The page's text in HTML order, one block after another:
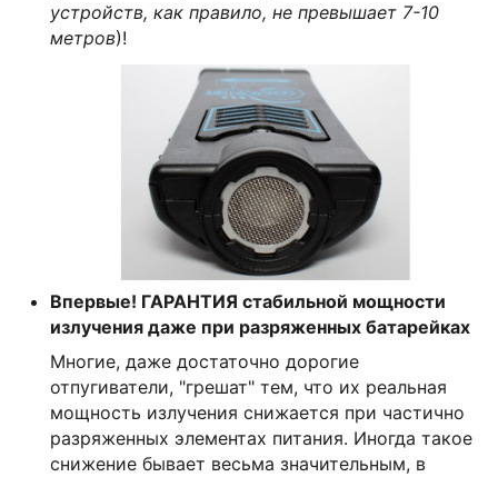
устройств, как правило, не превышает 7-10
метров)!
Впервые! ГАРАНТИЯ стабильной мощности
излучения даже при разряженных батарейках
Многие, даже достаточно дорогие
отпугиватели, "грешат" тем, что их реальная
мощность излучения снижается при частично
разряженных элементах питания. Иногда такое
снижение бывает весьма значительным, в